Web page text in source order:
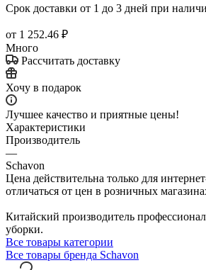
Срок доставки от 1 до 3 дней при
от 1 252.46 ₽
Много
Рассчитать доставку
Хочу в подарок
Лучшее качество и приятные цены!
Характеристики
Производитель
—
Schavon
Цена действительна только для
отличаться от цен в розничных
Китайский производитель
уборки.
Все товары категории
Все товары бренда Schavon